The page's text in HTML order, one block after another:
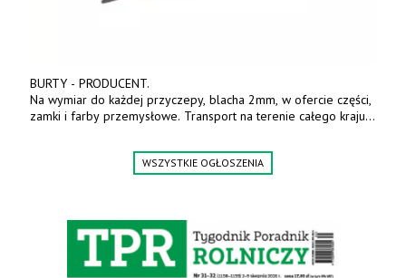
BURTY - PRODUCENT.
Na wymiar do każdej przyczepy, blacha 2mm, w ofercie części,
zamki i farby przemysłowe. Transport na terenie całego kraju.
WSZYSTKIE OGŁOSZENIA